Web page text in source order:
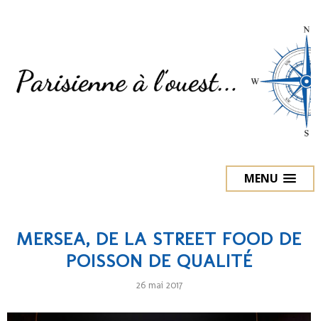
MENU
MERSEA, DE LA STREET FOOD DE
POISSON DE QUALITÉ
26 mai 2017